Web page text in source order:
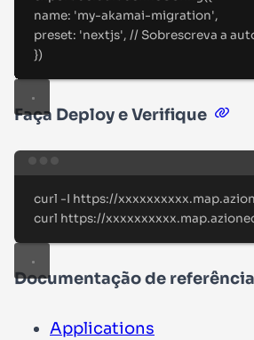
name: 'my-akamai-migration',
preset: 'nextjs', // Sobrescreva a
})
Faça Deploy e Verifique
curl -I https://
curl https://
Documentação de referência
Applications